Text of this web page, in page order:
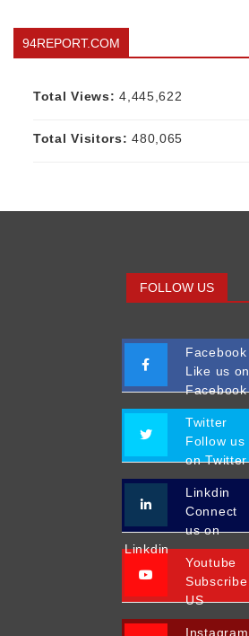
94REPORT.COM
Total Views:4,445,622
Total Visitors:480,065
FOLLOW US
Facebook
Like us on
Facebook
Twitter
Follow us
on Twitter
Linkdin
Connect
us on
Linkdin
Youtube
Subscribe
US
Instagram